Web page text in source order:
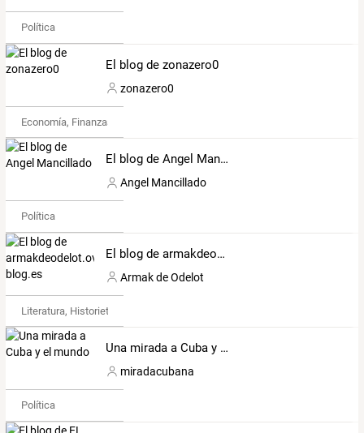
Política
El blog de zonazero0
zonazero0
Economía, Finanzas y Legal
El blog de Angel Mancillado
Angel Mancillado
Política
El blog de armakdeodelot.over-blog.es
Armak de Odelot
Literatura, Historietas y Poesía
Una mirada a Cuba y el mundo
miradacubana
Política